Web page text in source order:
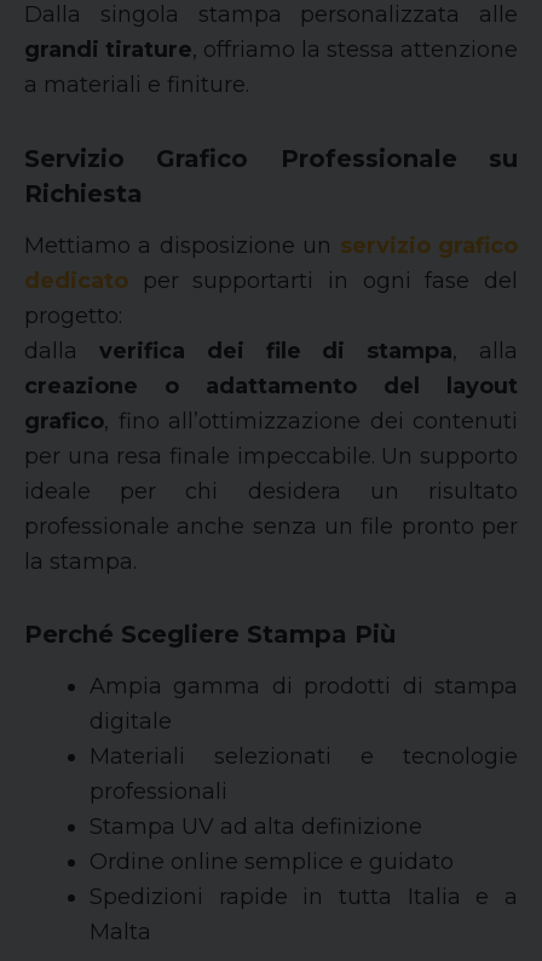
Dalla singola stampa personalizzata alle
grandi tirature, offriamo la stessa attenzione
a materiali e finiture.
Servizio Grafico Professionale su
Richiesta
Mettiamo a disposizione un servizio grafico
dedicato per supportarti in ogni fase del
progetto:
dalla verifica dei file di stampa, alla
creazione o adattamento del layout
grafico, fino all’ottimizzazione dei contenuti
per una resa finale impeccabile. Un supporto
ideale per chi desidera un risultato
professionale anche senza un file pronto per
la stampa.
Perché Scegliere Stampa Più
Ampia gamma di prodotti di stampa
digitale
Materiali selezionati e tecnologie
professionali
Stampa UV ad alta definizione
Ordine online semplice e guidato
Spedizioni rapide in tutta Italia e a
Malta